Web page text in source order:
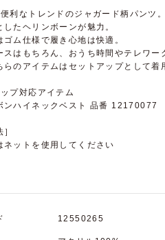
利なトレンドのジャガード柄パンツ。
したヘリンボーンが魅力。
ゴム仕様で履き心地は快適。
スはもちろん、おうち時間やテレワー
らのアイテムはセットアップとして着
プ対応アイテム
ンハイネックベスト 品番 12170077
ネットを使用してください
12550265